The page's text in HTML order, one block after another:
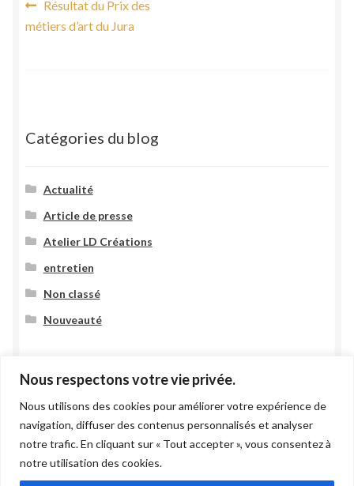
Nous respectons votre vie privée.
Nous utilisons des cookies pour améliorer votre expérience de
navigation, diffuser des contenus personnalisés et analyser
notre trafic. En cliquant sur « Tout accepter », vous consentez à
notre utilisation des cookies.
Navigation
de
Article
précédent :
Résultat du Prix des
métiers d’art du Jura
Catégories du blog
Actualité
Article de presse
Atelier LD Créations
entretien
Non classé
Nouveauté
© 2021 Atelier LD Création -Mentions légales
Site Réalisé ParLiraCom–